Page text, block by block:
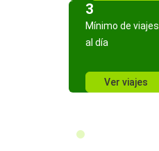
3
Mínimo de viajes
al día
Ver viajes